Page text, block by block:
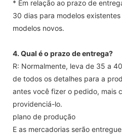
* Em relação ao prazo de
30 dias para modelos
modelos novos.
4. Qual é o prazo de entrega?
R: Normalmente, leva de 35 a
de todos os detalhes para a
antes você fizer o pedido, mais
providenciá-lo.
plano de produção
E as mercadorias serão